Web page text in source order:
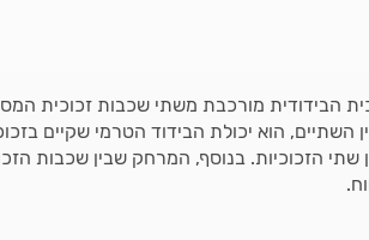
הבידודית מורכבת משתי שכבות זכוכית
השתיים, הוא יכולת הבידוד הטרמי שקיים
הזכוכיות. בנוסף, המרחק שבין שכבות